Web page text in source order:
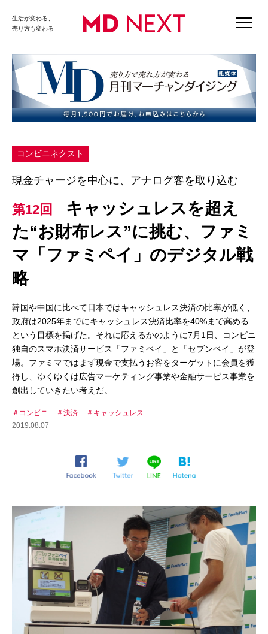
生活が変わる、
売り方も変わる
コンビニネクスト
現金チャージを中心に、アナログ客を取り込む
第12回
キャッシュレスを超え
た“お財布レス”に挑む、ファミ
マ「ファミペイ」のデジタル戦
略
韓国や中国に比べて日本ではキャッシュレス決済の比率が低く、
政府は2025年までにキャッシュレス決済比率を40%まで高める
という目標を掲げた。それに応えるかのように7月1日、コンビニ
独自のスマホ決済サービス「ファミペイ」と「セブンペイ」が登
場。ファミマではまず現金で支払うお客をターゲットに会員を獲
得し、ゆくゆくは広告マーケティング事業や金融サービス事業を
創出していきたい考えだ。
コンビニ 決済
キャッシュレス
2019.08.07